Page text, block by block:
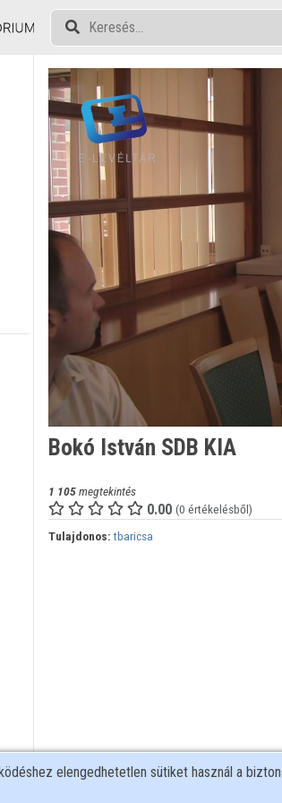
Tartalom kihagyása
Bokó István SDB KIA
1 105megtekintés
0.00 (0 értékelésből)
Tulajdonos: tbaricsa
elengedhetetlen sütiket használ a